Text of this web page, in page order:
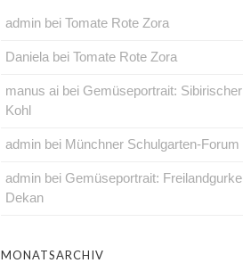
admin bei Tomate Rote Zora
Daniela bei Tomate Rote Zora
manus ai bei Gemüseportrait: Sibirischer
Kohl
admin bei Münchner Schulgarten-Forum
admin bei Gemüseportrait: Freilandgurke
Dekan
MONATSARCHIV